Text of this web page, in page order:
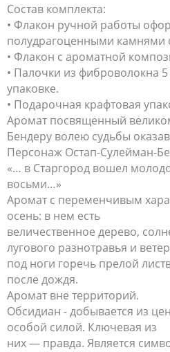
Состав комплекта:
• Флакон ручной работы
полудрагоценными камнями
• Флакон с ароматной
• Палочки из фиброволокна
упаковке.
• Подарочная крафтовая
Аромат посвященный
Бендеру волею судьбы
Персонаж Остап-Сулейман-
«… в Старгород вошел
восьми…»
Аромат с переменчивым
осень: в нем есть
величественное дерево,
лугового разнотравья и
под ноги горечь прелой
после дождя.
Аромат вне территорий.
Обсидиан - добывается из
особой силой. Ключевая из
них — правда. Является